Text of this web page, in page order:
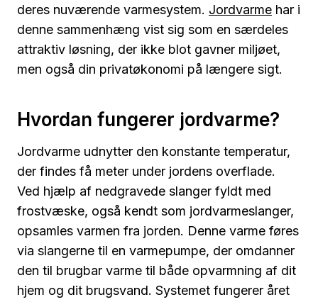
deres nuværende varmesystem. Jordvarme har i
denne sammenhæng vist sig som en særdeles
attraktiv løsning, der ikke blot gavner miljøet,
men også din privatøkonomi på længere sigt.
Hvordan fungerer jordvarme?
Jordvarme udnytter den konstante temperatur,
der findes få meter under jordens overflade.
Ved hjælp af nedgravede slanger fyldt med
frostvæske, også kendt som jordvarmeslanger,
opsamles varmen fra jorden. Denne varme føres
via slangerne til en varmepumpe, der omdanner
den til brugbar varme til både opvarmning af dit
hjem og dit brugsvand. Systemet fungerer året